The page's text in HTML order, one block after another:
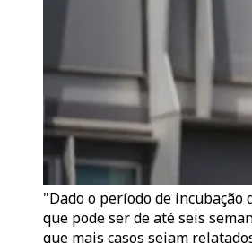
"Dado o período de incubação
que pode ser de até seis
que mais casos sejam